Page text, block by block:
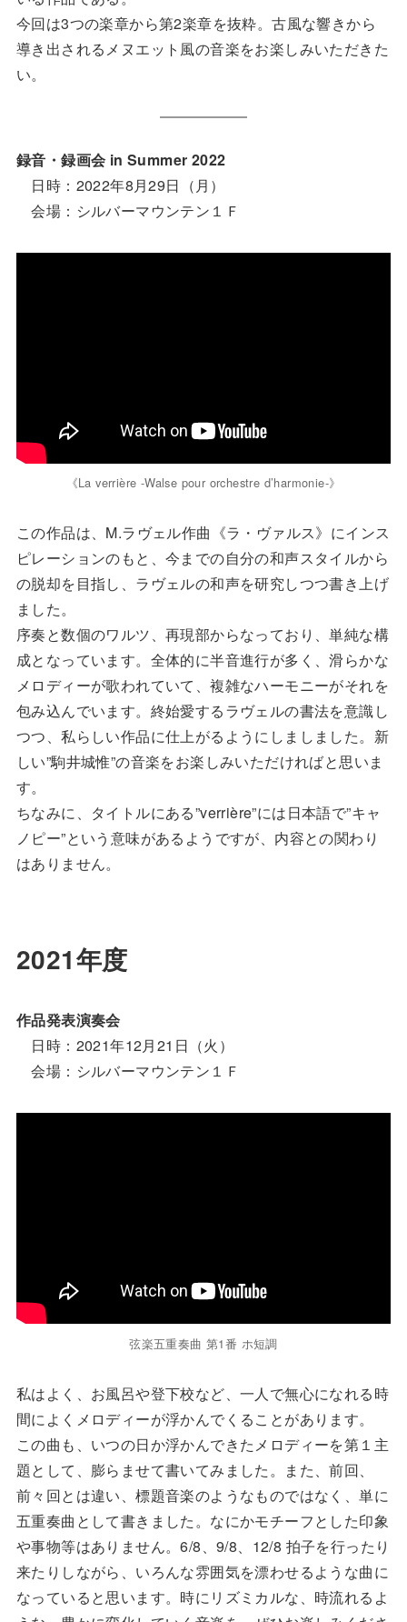
今回は3つの楽章から第2楽章を抜粋。古風な響きから
導き出されるメヌエット風の音楽をお楽しみいただきた
い。
録音・録画会 in Summer 2022
日時：2022年8月29日（月）
会場：シルバーマウンテン１Ｆ
《La verrière -Walse pour orchestre d’harmonie-》
この作品は、M.ラヴェル作曲《ラ・ヴァルス》にインス
ピレーションのもと、今までの自分の和声スタイルから
の脱却を目指し、ラヴェルの和声を研究しつつ書き上げ
ました。
序奏と数個のワルツ、再現部からなっており、単純な構
成となっています。全体的に半音進行が多く、滑らかな
メロディーが歌われていて、複雑なハーモニーがそれを
包み込んでいます。終始愛するラヴェルの書法を意識し
つつ、私らしい作品に仕上がるようにしましました。新
しい”駒井城惟”の音楽をお楽しみいただければと思いま
す。
ちなみに、タイトルにある”verrière”には日本語で”キャ
ノピー”という意味があるようですが、内容との関わり
はありません。
2021年度
作品発表演奏会
日時：2021年12月21日（火）
会場：シルバーマウンテン１Ｆ
弦楽五重奏曲 第1番 ホ短調
私はよく、お風呂や登下校など、一人で無心になれる時
間によくメロディーが浮かんでくることがあります。
この曲も、いつの日か浮かんできたメロディーを第１主
題として、膨らませて書いてみました。また、前回、
前々回とは違い、標題音楽のようなものではなく、単に
五重奏曲として書きました。なにかモチーフとした印象
や事物等はありません。6/8、9/8、12/8 拍子を行ったり
来たりしながら、いろんな雰囲気を漂わせるような曲に
なっていると思います。時にリズミカルな、時流れるよ